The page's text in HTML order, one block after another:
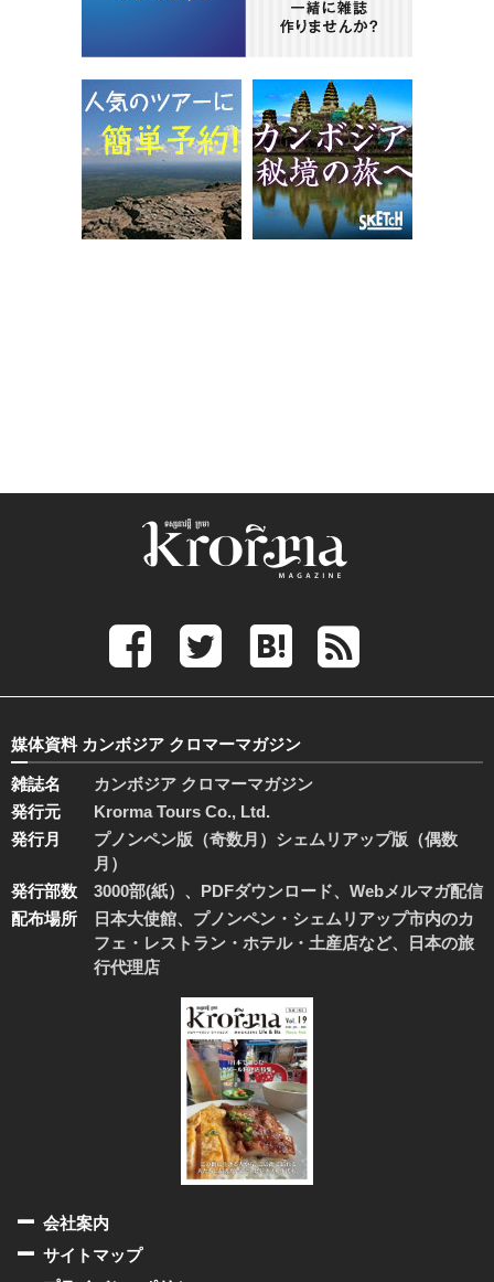
媒体資料 カンボジア クロマーマガジン
雑誌名
カンボジア クロマーマガジン
発行元
Krorma Tours Co., Ltd.
発行月
プノンペン版（奇数月）シェムリアップ版（偶数
月）
発行部数
3000部(紙）、PDFダウンロード、Webメルマガ配信
配布場所
日本大使館、プノンペン・シェムリアップ市内のカ
フェ・レストラン・ホテル・土産店など、日本の旅
行代理店
会社案内
サイトマップ